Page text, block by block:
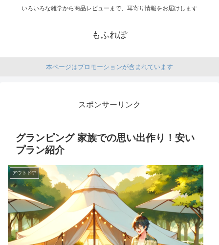
いろいろな雑学から商品レビューまで、耳寄り情報をお届けします
もふれぽ
本ページはプロモーションが含まれています
スポンサーリンク
グランピング 家族での思い出作り！安い
プラン紹介
アウトドア